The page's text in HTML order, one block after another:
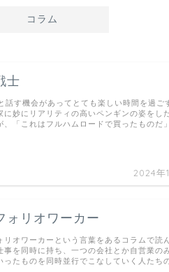
コラム
士
2024年
す機会があってとても楽しい時間を過ご
妙にリアリティの高いペンギンの姿をし
、「これはフルハムロードで買ったものだ
ォリオワーカー
オワーカーという言葉をあるコラムで
事を同時に持ち、一つの会社とか自営業の
ったものを同時並行でこなしていく人たち